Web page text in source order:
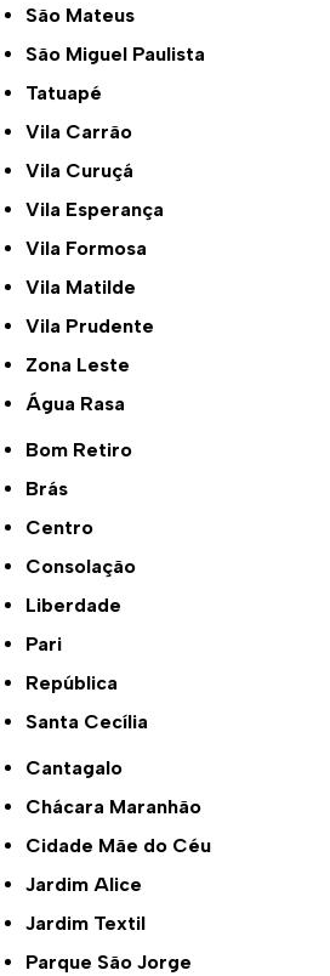
São Mateus
São Miguel Paulista
Tatuapé
Vila Carrão
Vila Curuçá
Vila Esperança
Vila Formosa
Vila Matilde
Vila Prudente
Zona Leste
Água Rasa
Bom Retiro
Brás
Centro
Consolação
Liberdade
Pari
República
Santa Cecília
Cantagalo
Chácara Maranhão
Cidade Mãe do Céu
Jardim Alice
Jardim Textil
Parque São Jorge